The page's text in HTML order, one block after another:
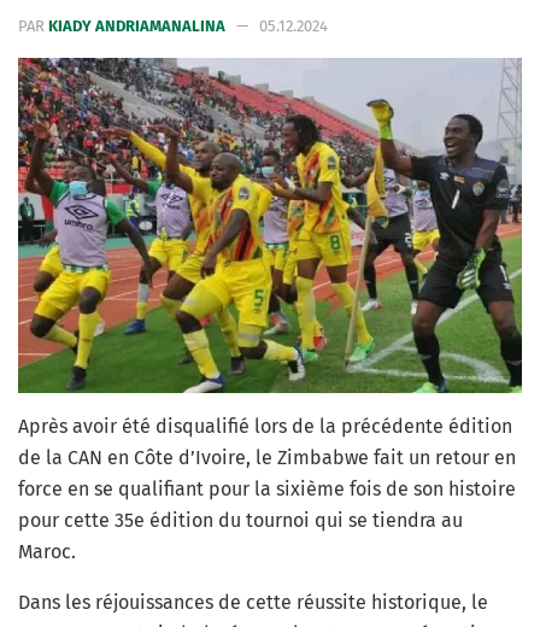
PAR KIADY ANDRIAMANALINA 05.12.2024
Après avoir été disqualifié lors de la précédente édition
de la CAN en Côte d’Ivoire, le Zimbabwe fait un retour en
force en se qualifiant pour la sixième fois de son histoire
pour cette 35e édition du tournoi qui se tiendra au
Maroc.
Dans les réjouissances de cette réussite historique, le